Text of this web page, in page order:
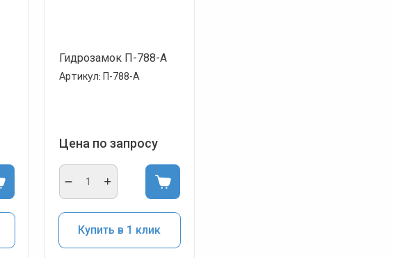
Гидрозамок П-788-А
Артикул: П-788-А
Цена по запросу
Купить в 1 клик